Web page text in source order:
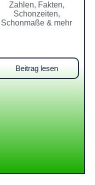
Zahlen, Fakten,
Schonzeiten,
Schonmaße & mehr
Beitrag lesen